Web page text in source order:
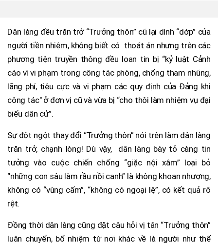
Dân làng đều trăn trở “Trưởng thôn” cũ lại dính “dớp” của
người tiền nhiệm, không biết có thoát án nhưng trên các
phương tiện truyền thông đều loan tin bị “kỷ luật Cảnh
cáo vì vi phạm trong công tác phòng, chống tham nhũng,
lãng phí, tiêu cực và vi phạm các quy định của Đảng khi
công tác" ở đơn vị cũ và vừa bị “cho thôi làm nhiệm vụ đại
biểu dân cử”.
Sự đột ngột thay đổi “Trưởng thôn” nói trên làm dân làng
trăn trở, chạnh lòng! Dù vậy, dân làng bày tỏ càng tin
tưởng vào cuộc chiến chống “giặc nội xâm” loại bỏ
“những con sâu làm rầu nồi canh” là không khoan nhượng,
không có “vùng cấm”, “không có ngoại lệ”, có kết quả rõ
rệt.
Đồng thời dân làng cũng đặt câu hỏi vị tân “Trưởng thôn”
luân chuyển, bổ nhiệm từ nơi khác về là người như thế